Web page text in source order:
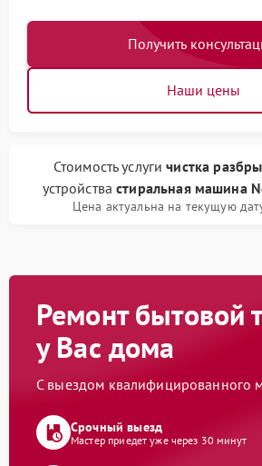
Получить
Наши цены
Стоимость услугичистка
устройствастиральная машина
Цена актуальна на текущую
Ремонт бытовой
у Вас дома
С выездом квалифицированного
Срочный выезд
Мастер приедет уже через 30 минут